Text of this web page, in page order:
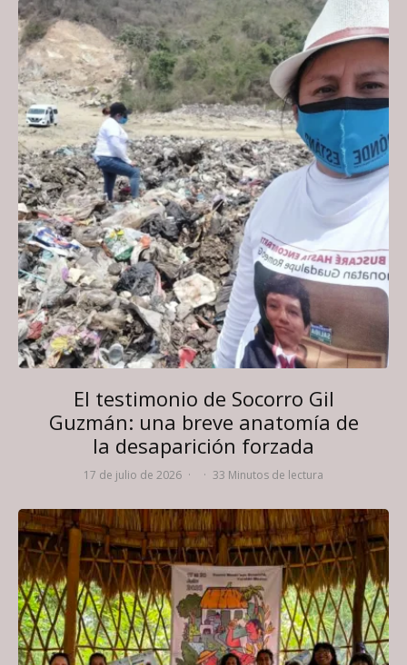
El testimonio de Socorro Gil
Guzmán: una breve anatomía de
la desaparición forzada
17 de julio de 2026 · · 33 Minutos de lectura